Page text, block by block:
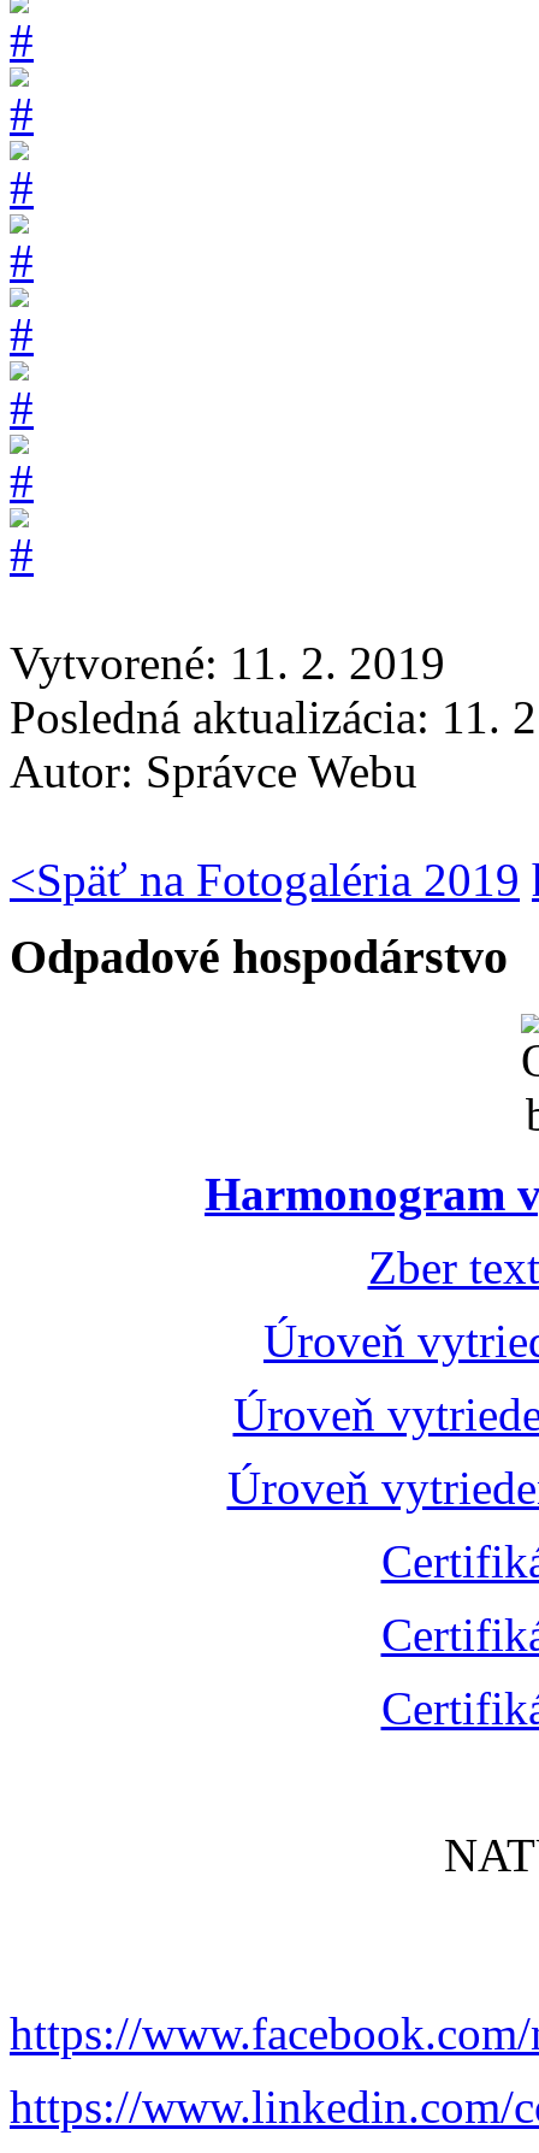
Vytvorené: 11. 2. 2019
Posledná aktualizácia: 11.
Autor: Správce Webu
<Späť na Fotogaléria 2019
Odpadové hospodárstvo
Harmonogram
Zber
Úroveň
Úroveň
Úroveň
https://
https://www.linkedin.com/